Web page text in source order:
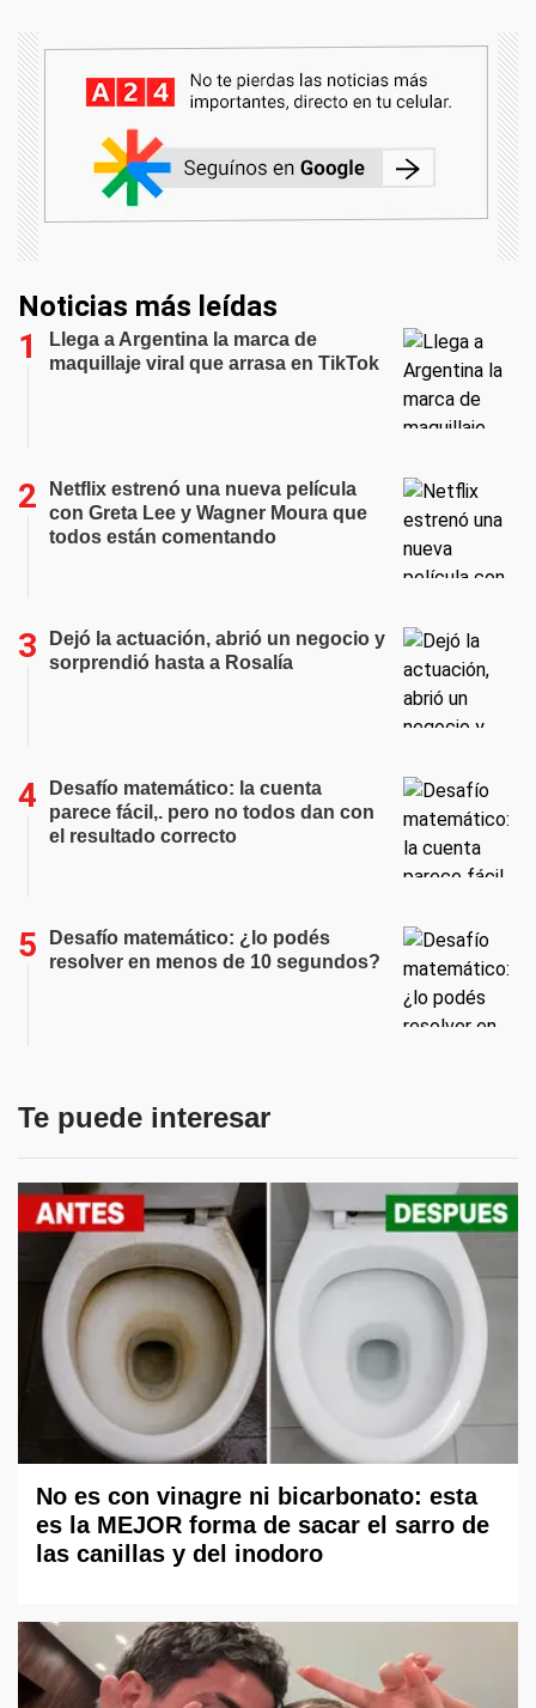
Noticias más leídas
Llega a Argentina la marca de
maquillaje viral que arrasa en TikTok
Netflix estrenó una nueva película
con Greta Lee y Wagner Moura que
todos están comentando
Dejó la actuación, abrió un negocio y
sorprendió hasta a Rosalía
Desafío matemático: la cuenta
parece fácil,. pero no todos dan con
el resultado correcto
Desafío matemático: ¿lo podés
resolver en menos de 10 segundos?
Te puede interesar
No es con vinagre ni bicarbonato: esta
es la MEJOR forma de sacar el sarro de
las canillas y del inodoro